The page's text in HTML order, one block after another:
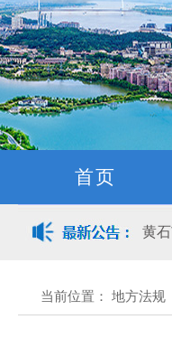
首页 黄
关
关
当前位置： 地方法规